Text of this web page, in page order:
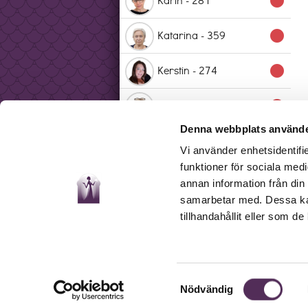
Denna webbplats
Vi använder
funktioner för sociala
annan information från
samarbetar med. Dessa
tillhandahållit eller som
Samtyckesval
Nödvändig
Katarina - 359 lens
Kerstin - 274 lens
lens
Laura - 300 lens
Marina - 330 lens
lens